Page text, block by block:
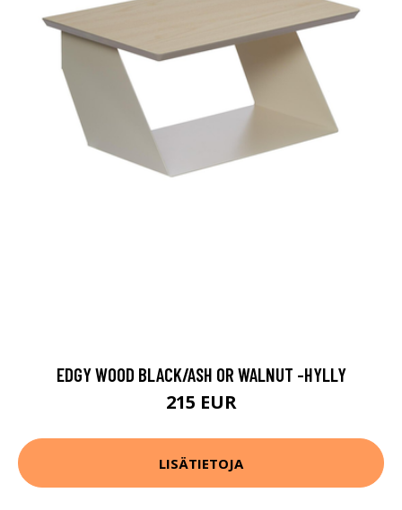
EDGY WOOD BLACK/ASH OR WALNUT -HYLLY
215 EUR
LISÄTIETOJA